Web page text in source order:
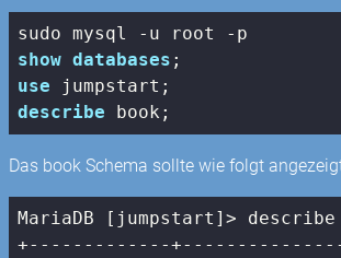
show databases
use
describe book;
Das book Schema sollte wie folgt
MariaDB [jumpstart]> describe